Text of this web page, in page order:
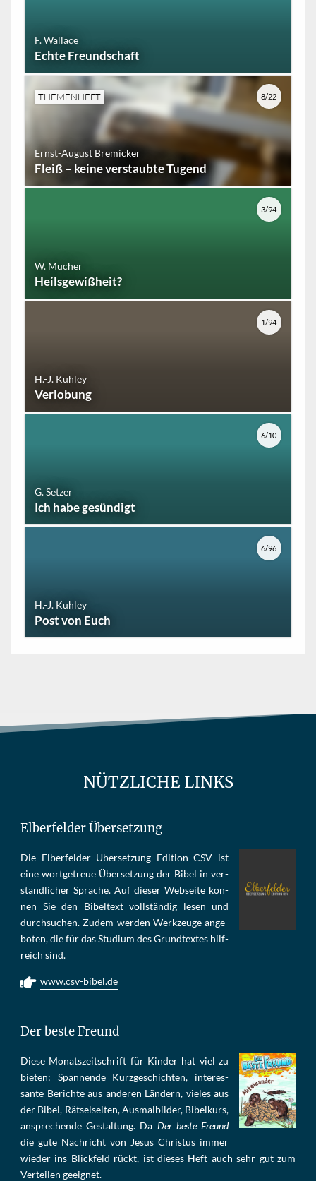
F. Wallace
Echte Freundschaft
THEMENHEFT
Ernst-August Bremicker
Fleiß – keine verstaubte Tugend
8/22
W. Mücher
Heilsgewißheit?
3/94
H.-J. Kuhley
Verlobung
1/94
G. Setzer
Ich habe gesündigt
6/10
H.-J. Kuhley
Post von Euch
6/96
NÜTZLICHE LINKS
Elberfelder Übersetzung
Die Elber­fel­der Über­set­zung Edi­tion CSV ist
eine wort­ge­treue Über­set­zung der Bi­bel in ver­
ständ­li­cher Spra­che. Auf die­ser Web­sei­te kön­
nen Sie den Bi­bel­text voll­stän­dig le­sen und
durch­su­chen. Zu­dem wer­den Werk­zeu­ge an­ge­
bo­ten, die für das Stu­di­um des Grund­tex­tes hilf­
reich sind.
www.csv-bibel.de
Der beste Freund
Die­se Mo­nats­zeit­schrift für Kin­der hat viel zu
bie­ten: Span­nen­de Kurz­ge­schich­ten, in­te­res­
san­te Be­rich­te aus an­de­ren Län­dern, vie­les aus
der Bi­bel, Rät­sel­sei­ten, Aus­mal­bil­der, Bi­bel­kurs,
an­sprech­ende Ge­stal­tung. Da Der beste Freund
die gu­te Nach­richt von Je­sus Chris­tus im­mer
wie­der ins Blick­feld rückt, ist die­ses Heft auch sehr gut zum
Ver­tei­len ge­eig­net.